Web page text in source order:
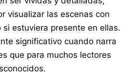
visualizar las escenas con
estuviera presente en ellas.
significativo cuando narra
que para muchos lectores